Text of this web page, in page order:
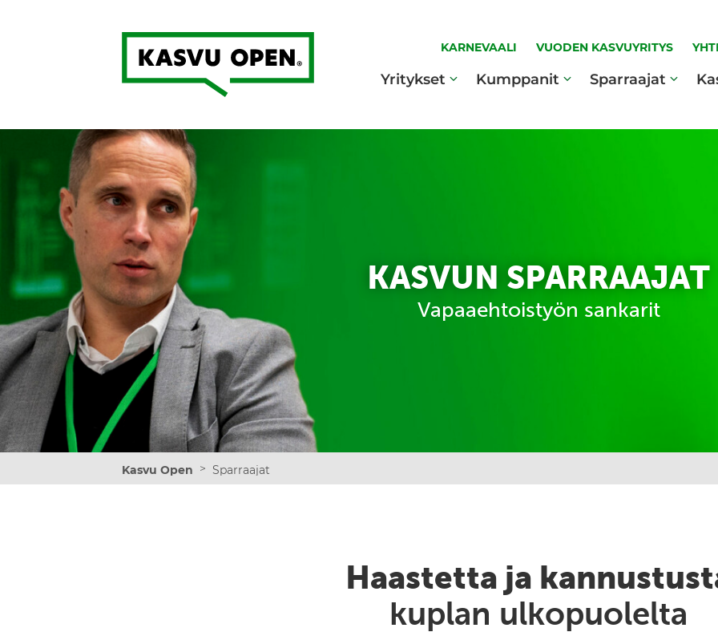
Kasvu Open
KARNEVAALI VUODEN KASVUYRITYS
Yritykset Kumppanit Sparraajat
KASVUN SPARRAAJAT
Vapaaehtoistyön sankarit
Kasvu Open > Sparraajat
Haastetta ja
kuplan ulkopuolelta